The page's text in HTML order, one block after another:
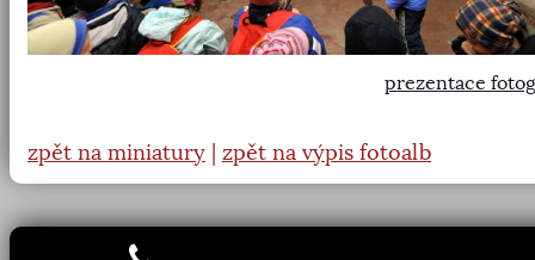
prezentace
zpět na miniatury zpět na výpis fotoalb